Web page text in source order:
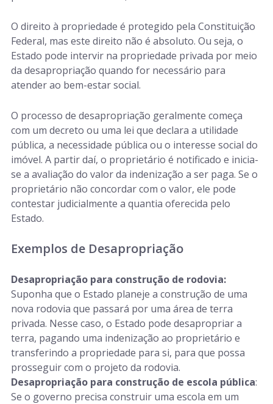
O direito à propriedade é protegido pela Constituição
Federal, mas este direito não é absoluto. Ou seja, o
Estado pode intervir na propriedade privada por meio
da desapropriação quando for necessário para
atender ao bem-estar social.
O processo de desapropriação geralmente começa
com um decreto ou uma lei que declara a utilidade
pública, a necessidade pública ou o interesse social do
imóvel. A partir daí, o proprietário é notificado e inicia-
se a avaliação do valor da indenização a ser paga. Se o
proprietário não concordar com o valor, ele pode
contestar judicialmente a quantia oferecida pelo
Estado.
Exemplos de Desapropriação
Desapropriação para construção de rodovia:
Suponha que o Estado planeje a construção de uma
nova rodovia que passará por uma área de terra
privada. Nesse caso, o Estado pode desapropriar a
terra, pagando uma indenização ao proprietário e
transferindo a propriedade para si, para que possa
prosseguir com o projeto da rodovia.
Desapropriação para construção de escola pública:
Se o governo precisa construir uma escola em um